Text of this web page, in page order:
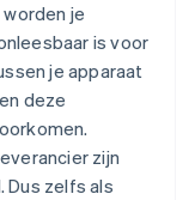
je
is voor
je apparaat
deze
zijn
Dus zelfs als